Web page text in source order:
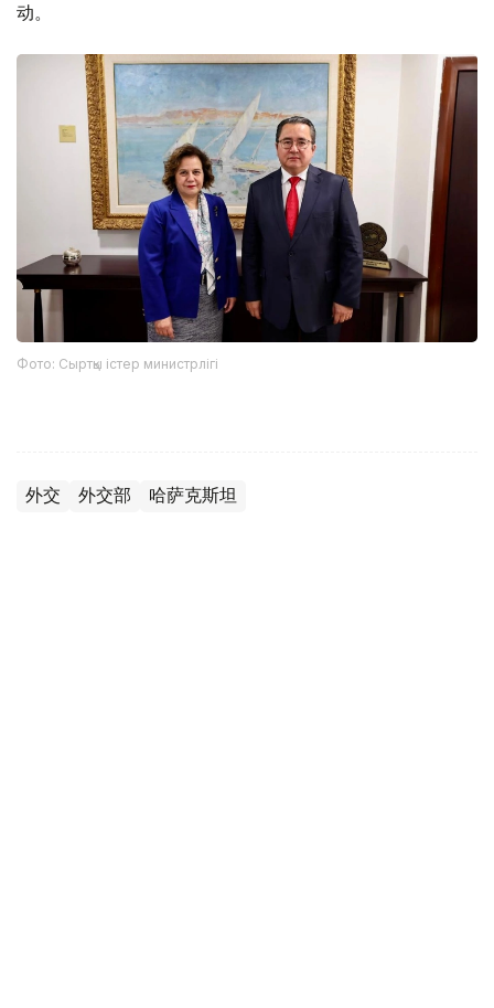
动。
Фото: Сыртқы істер министрлігі
外交 外交部 哈萨克斯坦